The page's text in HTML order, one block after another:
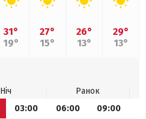
31°
19°
27°
15°
26°
13°
29°
13°
Ніч
Ранок
03:00 06:00 09:00